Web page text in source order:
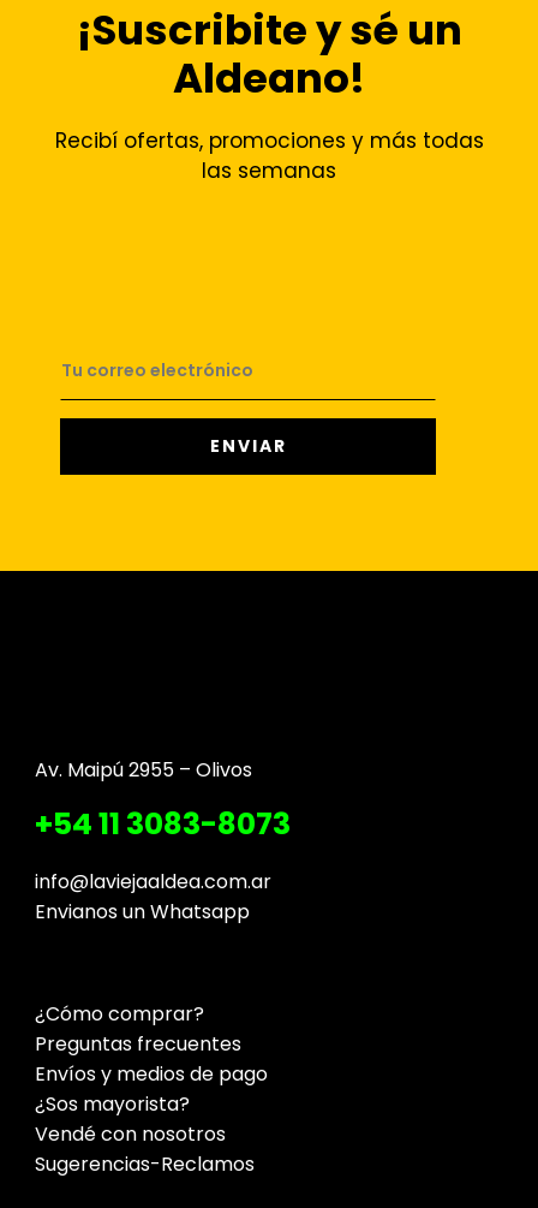
¡Suscribite y sé un
Aldeano!
Recibí ofertas, promociones y más todas
las semanas
Av. Maipú 2955 – Olivos
+54 11 3083-8073
info@laviejaaldea.com.ar
Envianos un Whatsapp
¿Cómo comprar?
Preguntas frecuentes
Envíos y medios de pago
¿Sos mayorista?
Vendé con nosotros
Sugerencias-Reclamos